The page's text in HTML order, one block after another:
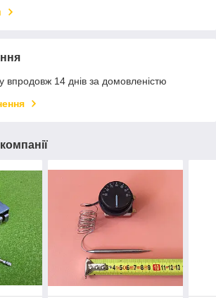
впродовж 14 днів за домовленістю